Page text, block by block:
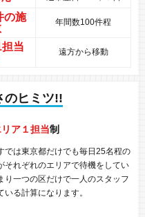
の施
年間数100件程
当
遠方から移動
のヒミツ!!
ア１担当制
では東京都だけでも毎日25名程の
それぞれのエリアで待機をしてい
り一つの区だけで一人のスタッフ
いる計算になります。